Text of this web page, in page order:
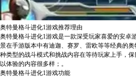
奥特曼格斗进化1游戏推荐理由
奥特曼格斗进化1游戏是一款深受玩家喜爱的安卓
景在手游版本中有迪迦、赛罗、雷欧等等经典的
种类型的战斗模式和挑战内容在等待玩家上手，
以体验的内容很多样；。
奥特曼格斗进化1游戏功能